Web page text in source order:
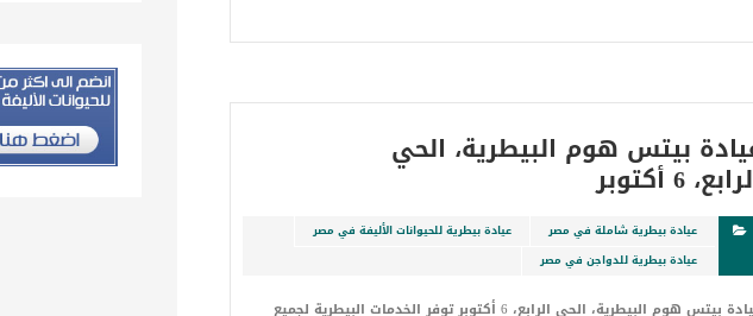
بيتس هوم البيطرية، الحي
6 أكتوبر
عيادة بيطرية شاملة في مصر
عيادة بيطرية للحيوانات الأليفة في مصر
عيادة بيطرية للدواجن في مصر
عيادة بيتس هوم البيطرية، الحي الرابع، 6 أكتوبر توفر الخدمات البيطرية لجميع